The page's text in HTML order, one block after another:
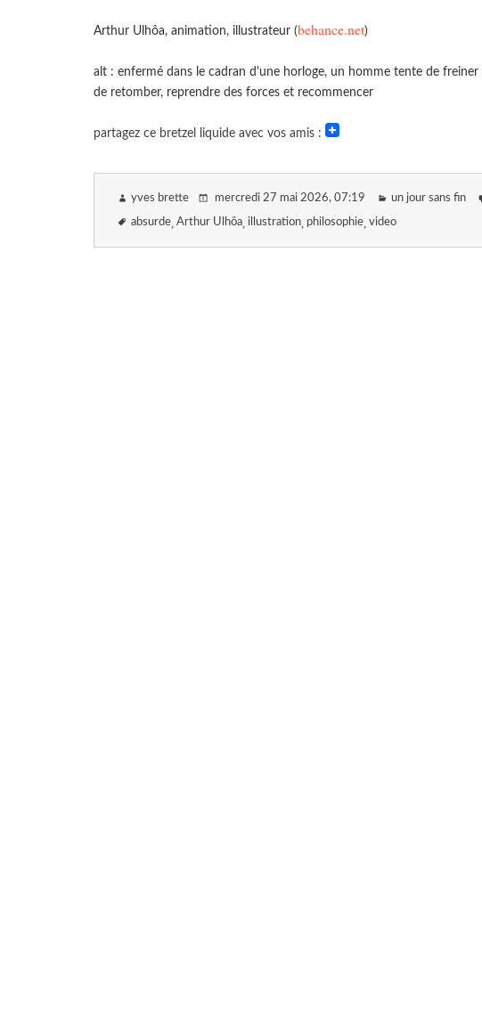
Arthur Ulhôa, animation, illustrateur (behance.net)
alt : enfermé dans le cadran d'une horloge, un homme tente de
de retomber, reprendre des forces et recommencer
partagez ce bretzel liquide avec vos amis :
yves brette mercredi 27 mai 2026, 07:19 un jour sans fin
absurde Arthur Ulhôa illustration philosophie video